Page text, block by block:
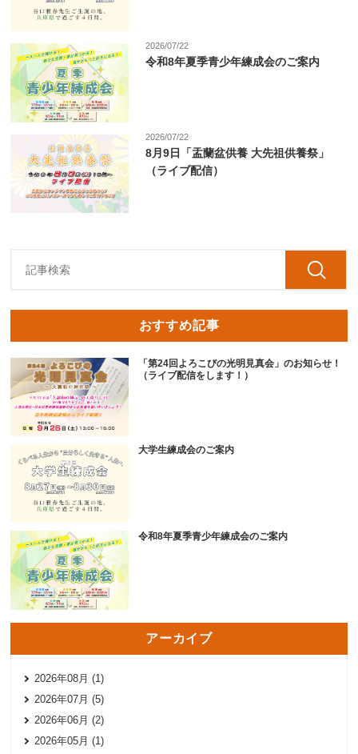
2026/07/22
令和8年夏季青少年練成会のご案内
2026/07/22
8月9日「盂蘭盆供養 大先祖供養祭」
（ライブ配信）
おすすめ記事
「第24回よろこびの光明見真会」のお知らせ！
（ライブ配信をします！）
大学生練成会のご案内
令和8年夏季青少年練成会のご案内
アーカイブ
2026年08月 (1)
2026年07月 (5)
2026年06月 (2)
2026年05月 (1)